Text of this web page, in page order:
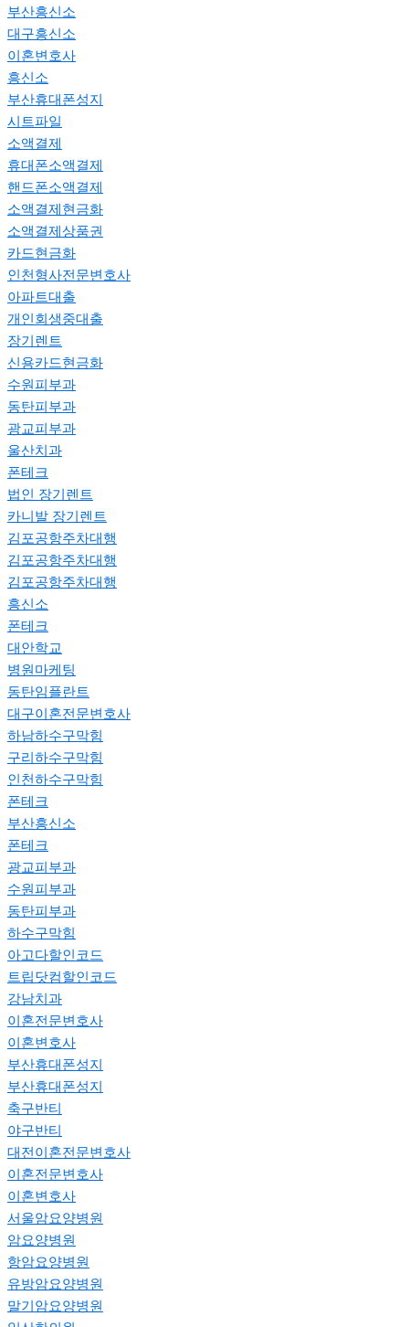
부산흥신소
대구흥신소
이혼변호사
흥신소
부산휴대폰성지
시트파일
소액결제
휴대폰소액결제
핸드폰소액결제
소액결제현금화
소액결제상품권
카드현금화
인천형사전문변호사
아파트대출
개인회생중대출
장기렌트
신용카드현금화
수원피부과
동탄피부과
광교피부과
울산치과
폰테크
법인 장기렌트
카니발 장기렌트
김포공항주차대행
김포공항주차대행
김포공항주차대행
흥신소
폰테크
대안학교
병원마케팅
동탄임플란트
대구이혼전문변호사
하남하수구막힘
구리하수구막힘
인천하수구막힘
폰테크
부산흥신소
폰테크
광교피부과
수원피부과
동탄피부과
하수구막힘
아고다할인코드
트립닷컴할인코드
강남치과
이혼전문변호사
이혼변호사
부산휴대폰성지
부산휴대폰성지
축구반티
야구반티
대전이혼전문변호사
이혼전문변호사
이혼변호사
서울암요양병원
암요양병원
항암요양병원
유방암요양병원
말기암요양병원